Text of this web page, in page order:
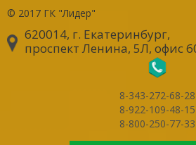
© 2017 ГК "Лидер"
620014, г. Екатеринбург,
проспект Ленина, 5Л, офис
8-343-272-68-28
8-922-109-48-15
8-800-250-77-33